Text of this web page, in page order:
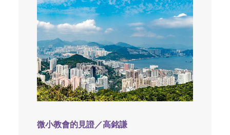
微小教會的見證／高銘謙